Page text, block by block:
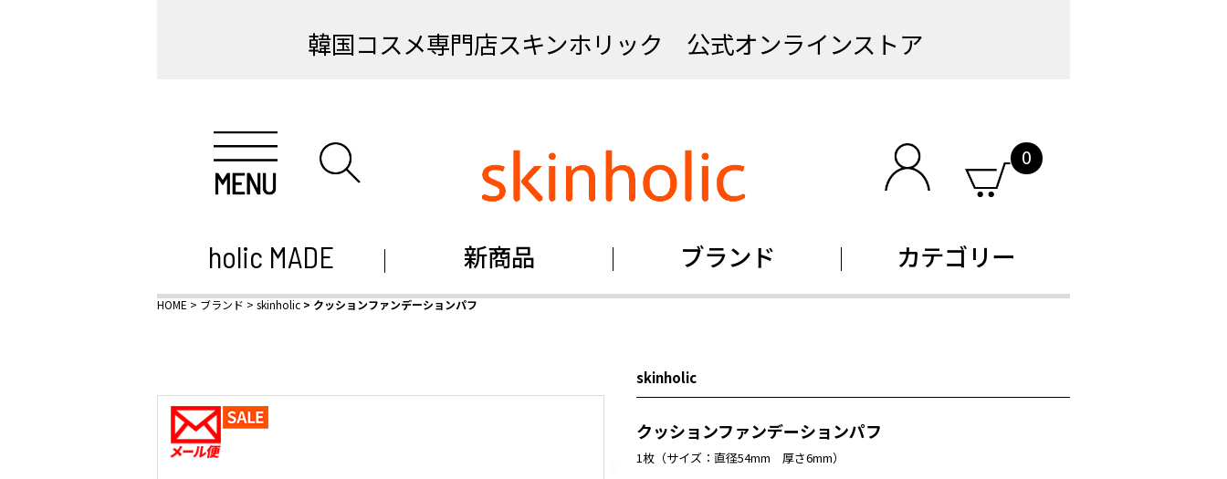
韓国コスメ専門店スキンホリック 公式オンラインストア
0
holic MADE 新商品 ブランド カテゴリー
HOME ブランド skinholic クッションファンデーションパフ
skinholic
クッションファンデーションパフ
1枚（サイズ：直径54mm 厚さ6mm）